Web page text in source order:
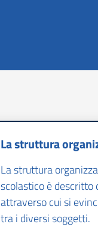
La struttura
La struttura
scolastico è
attraverso cui si
tra i diversi soggetti.